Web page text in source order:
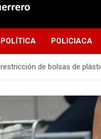
POLÍTICA POLICIACA
de bolsas de